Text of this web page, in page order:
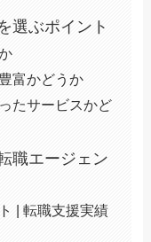
選ぶポイント
富かどうか
たサービスかど
職エージェン
| 転職支援実績